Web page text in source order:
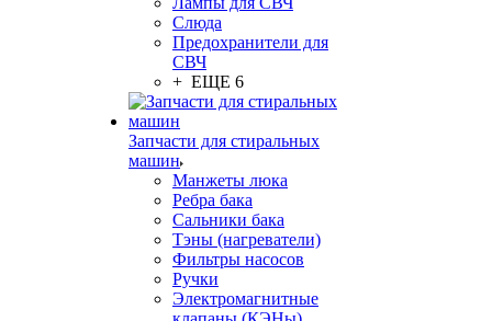
Слюда
Предохранители для
СВЧ
+ ЕЩЕ 6
Запчасти для стиральных
машин
Манжеты люка
Ребра бака
Сальники бака
Тэны (нагреватели)
Фильтры насосов
Ручки
Электромагнитные